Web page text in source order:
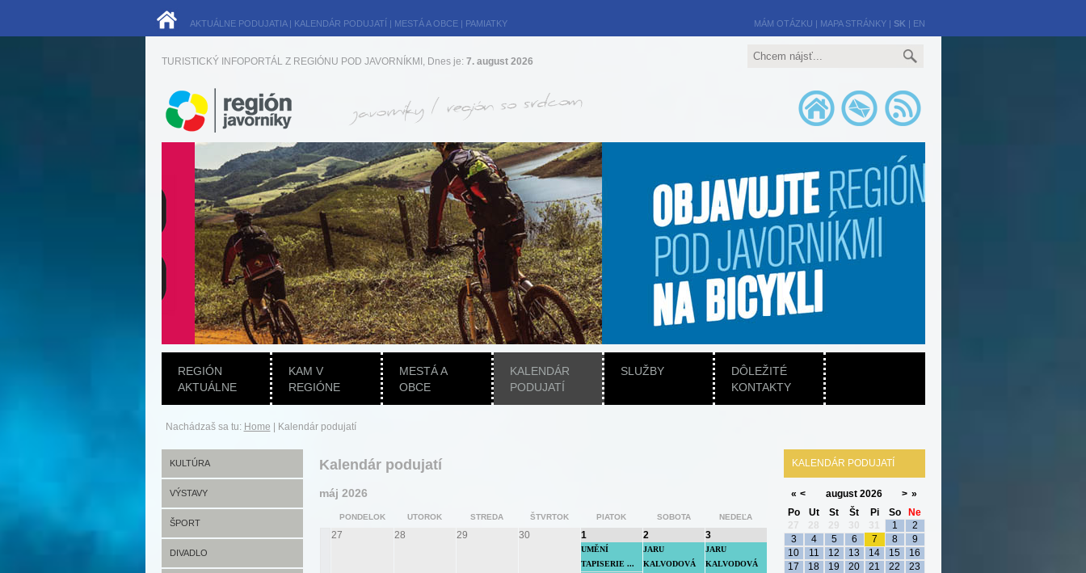
AKTUÁLNE PODUJATIA| KALENDÁR PODUJATÍ | MESTÁ A OBCE| PAMIATKY MÁM OTÁZKU | MAPA STRÁNKY| SK | EN
TURISTICKÝ INFOPORTÁL Z REGIÓNU POD JAVORNÍKMI, Dnes je: 7. august 2026
REGIÓN
AKTUÁLNE
KAM V
REGIÓNE
MESTÁ A
OBCE
KALENDÁR
PODUJATÍ
SLUŽBY
DÔLEŽITÉ
KONTAKTY
Nachádzaš sa tu: Home Kalendár podujatí
KULTÚRA
VÝSTAVY
ŠPORT
DIVADLO
Kalendár podujatí
máj 2026
PONDELOK UTOROK STREDA ŠTVRTOK PIATOK SOBOTA NEDEĽA
27 28 29 30 1
UMĚNÍ
TAPISERIE ...
2
JARU
KALVODOVÁ
3
JARU
KALVODOVÁ
KALENDÁR PODUJATÍ
« < august 2026 > »
Po
Ut St Št Pi So
Ne
27
28 29 30 31 1
2
3
4 5 6 7 8
9
10
11 12 13 14 15
16
17
18 19 20 21 22
23